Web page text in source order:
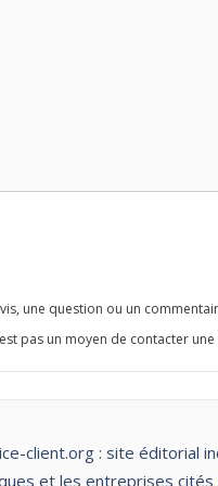
une question ou un
pas un moyen de contacter
client.org : site éditorial
et les entreprises